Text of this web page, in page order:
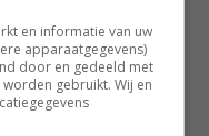
zaaiuien op
en informatie van uw
apparaatgegevens)
door en gedeeld met
gebruikt. Wij en